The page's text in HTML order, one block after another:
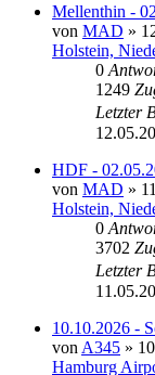
Mellenthin -
von MAD »
Holstein,
0
1249
Letzter
HDF -
von MAD »
Holstein,
0
3702
Letzter
10.10.2026 -
von A345 »
Hamburg